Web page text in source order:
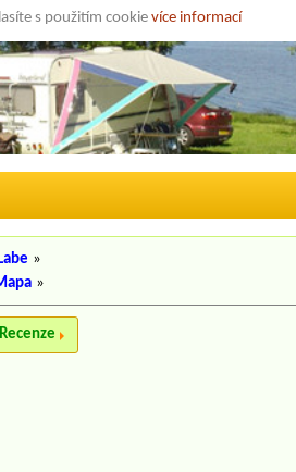
s použitím cookie více informací
»
»
Recenze